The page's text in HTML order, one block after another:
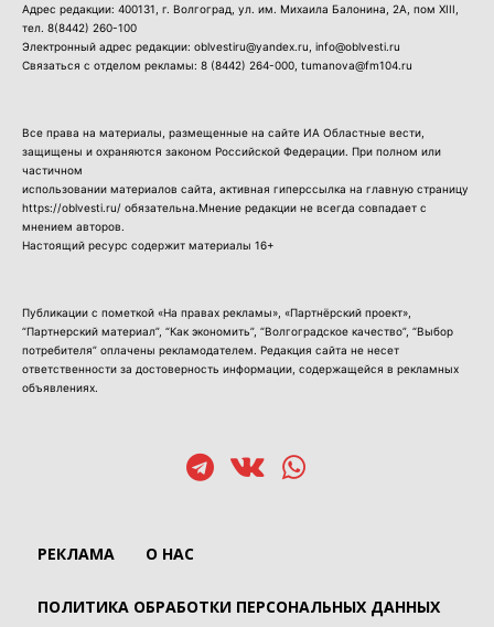
Адрес редакции: 400131, г. Волгоград, ул. им. Михаила Балонина, 2А, пом XIII,
тел. 8(8442) 260-100
Электронный адрес редакции: oblvestiru@yandex.ru, info@oblvesti.ru
Связаться с отделом рекламы: 8 (8442) 264-000 , tumanova@fm104.ru
Все права на материалы, размещенные на сайте ИА Областные вести,
защищены и охраняются законом Российской Федерации. При полном или
частичном
использовании материалов сайта, активная гиперссылка на главную страницу
https://oblvesti.ru/ обязательна.Мнение редакции не всегда совпадает с
мнением авторов.
Настоящий ресурс содержит материалы 16+
Публикации с пометкой «На правах рекламы», «Партнёрский проект»,
“Партнерский материал”, “Как экономить”, “Волгоградское качество”, “Выбор
потребителя” оплачены рекламодателем. Редакция сайта не несет
ответственности за достоверность информации, содержащейся в рекламных
объявлениях.
РЕКЛАМА О НАС
ПОЛИТИКА ОБРАБОТКИ ПЕРСОНАЛЬНЫХ ДАННЫХ